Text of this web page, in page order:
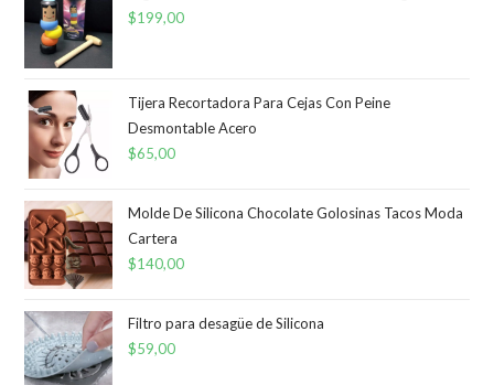
$199,00
Tijera Recortadora Para Cejas Con Peine
Desmontable Acero
$65,00
Molde De Silicona Chocolate Golosinas Tacos Moda
Cartera
$140,00
Filtro para desagüe de Silicona
$59,00